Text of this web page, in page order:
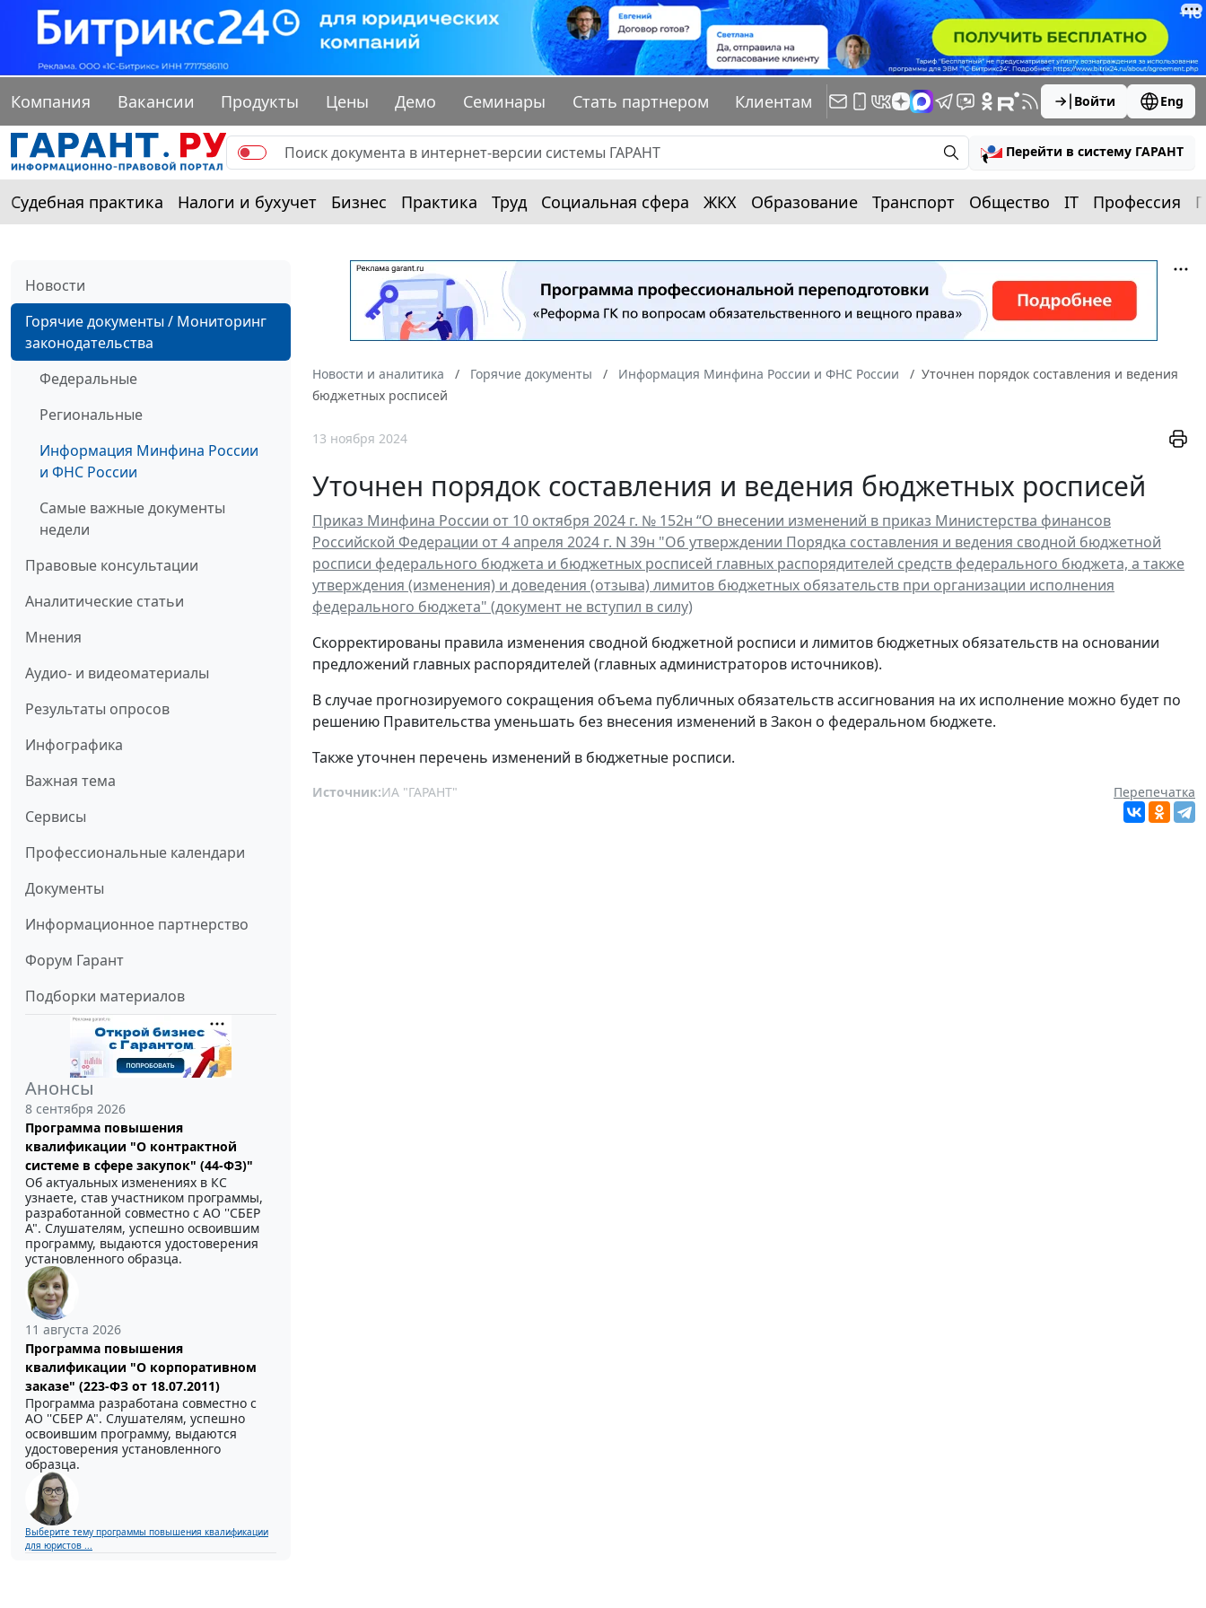
Компания Вакансии Продукты Цены Демо Семинары Стать партнером Клиентам Войти Eng
Перейти в систему ГАРАНТ
Судебная практика Налоги и бухучет Бизнес Практика Труд Социальная сфера ЖКХ Образование Транспорт Общество IT Профессия
Новости
Горячие документы / Мониторинг
законодательства
Федеральные
Региональные
Информация Минфина России
и ФНС России
Самые важные документы
недели
Правовые консультации
Аналитические статьи
Мнения
Аудио- и видеоматериалы
Результаты опросов
Инфографика
Важная тема
Сервисы
Профессиональные календари
Документы
Информационное партнерство
Форум Гарант
Подборки материалов
Анонсы
8 сентября 2026
Программа повышения
квалификации "О контрактной
системе в сфере закупок" (44-ФЗ)"
Об актуальных изменениях в КС
узнаете, став участником программы,
разработанной совместно с АО ''СБЕР
А". Слушателям, успешно освоившим
программу, выдаются удостоверения
установленного образца.
11 августа 2026
Программа повышения
квалификации "О корпоративном
заказе" (223-ФЗ от 18.07.2011)
Программа разработана совместно с
АО ''СБЕР А". Слушателям, успешно
освоившим программу, выдаются
удостоверения установленного
образца.
Выберите тему программы повышения квалификации
для юристов ...
Новости и аналитика Горячие документы Информация Минфина России и ФНС России
Уточнен порядок составления и ведения
бюджетных росписей
13 ноября 2024
Уточнен порядок составления и ведения бюджетных росписей
Приказ Минфина России от 10 октября 2024 г. № 152н “О внесении изменений в приказ Министерства финансов
Российской Федерации от 4 апреля 2024 г. N 39н "Об утверждении Порядка составления и ведения сводной бюджетной
росписи федерального бюджета и бюджетных росписей главных распорядителей средств федерального бюджета, а также
утверждения (изменения) и доведения (отзыва) лимитов бюджетных обязательств при организации исполнения
федерального бюджета" (документ не вступил в силу)
Скорректированы правила изменения сводной бюджетной росписи и лимитов бюджетных обязательств на основании
предложений главных распорядителей (главных администраторов источников).
В случае прогнозируемого сокращения объема публичных обязательств ассигнования на их исполнение можно будет по
решению Правительства уменьшать без внесения изменений в Закон о федеральном бюджете.
Также уточнен перечень изменений в бюджетные росписи.
Источник:ИА "ГАРАНТ" Перепечатка